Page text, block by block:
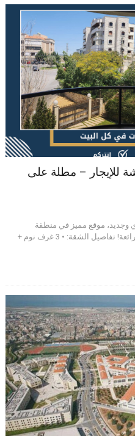
للإيجار – مطلة على
وجديد، موقع مميز في منطقة
الشرحبيل – الطابق الأول، وإطلالة بحرية رائعة! تفاصيل الشقة: • 3 غرف نوم +